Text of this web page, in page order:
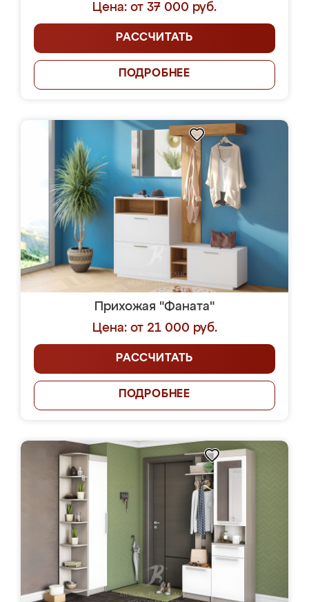
Цена: от 37 000 руб.
РАССЧИТАТЬ
ПОДРОБНЕЕ
Прихожая "Фаната"
Цена: от 21 000 руб.
РАССЧИТАТЬ
ПОДРОБНЕЕ